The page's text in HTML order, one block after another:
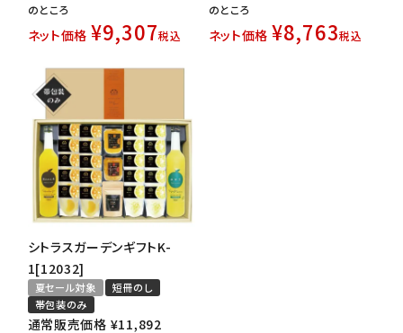
のところ
ネット価格 ¥9,307税込
のところ
ネット価格 ¥8,763税込
シトラスガーデンギフトK-
1[12032]
夏セール対象
短冊のし
帯包装のみ
通常販売価格 ¥11,892